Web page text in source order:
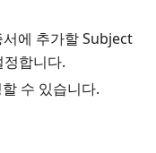
에 추가할 Subject
합니다.
수 있습니다.